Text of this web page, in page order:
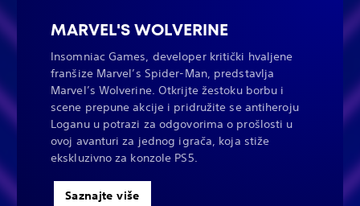
MARVEL'S WOLVERINE
Insomniac Games, developer kritički hvaljene
franšize Marvel’s Spider-Man, predstavlja
Marvel’s Wolverine. Otkrijte žestoku borbu i
scene prepune akcije i pridružite se antiheroju
Loganu u potrazi za odgovorima o prošlosti u
ovoj avanturi za jednog igrača, koja stiže
ekskluzivno za konzole PS5.
Saznajte više